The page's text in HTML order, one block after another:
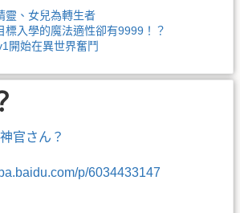
靈、女兒為轉生者
標入學的魔法適性卻有9999！？
開始在異世界奮鬥
官さん？
p/6034433147